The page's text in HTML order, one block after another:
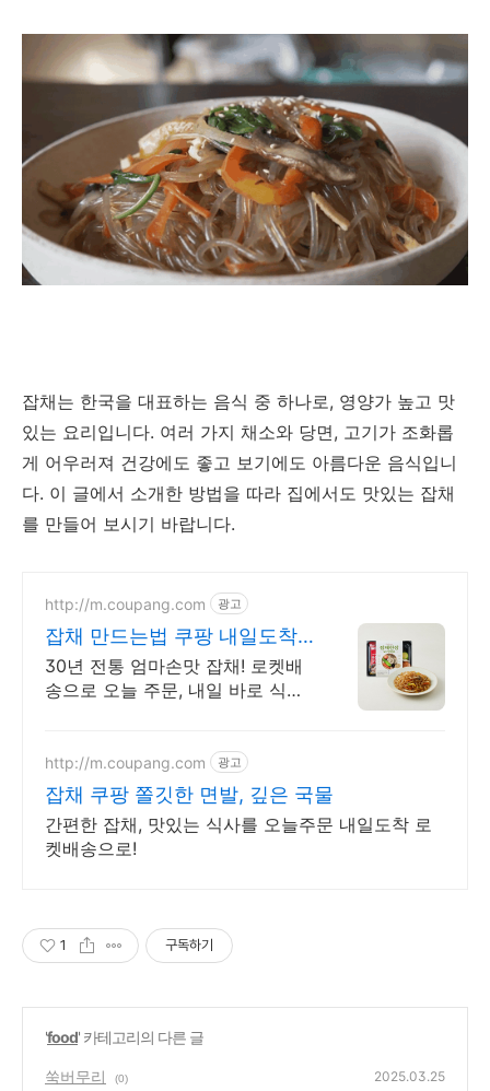
잡채는 한국을 대표하는 음식 중 하나로, 영양가 높고 맛
있는 요리입니다. 여러 가지 채소와 당면, 고기가 조화롭
게 어우러져 건강에도 좋고 보기에도 아름다운 음식입니
다. 이 글에서 소개한 방법을 따라 집에서도 맛있는 잡채
를 만들어 보시기 바랍니다.
http://m.coupang.com 광고
잡채 만드는법 쿠팡 내일도착
로켓배송
30년 전통 엄마손맛 잡채! 로켓배
송으로 오늘 주문, 내일 바로 식탁
택!
http://m.coupang.com 광고
잡채 쿠팡 쫄깃한 면발, 깊은 국물
간편한 잡채, 맛있는 식사를 오늘주문 내일도착 로
켓배송으로!
1 구독하기
'food' 카테고리의 다른 글
쑥버무리 (0) 2025.03.25